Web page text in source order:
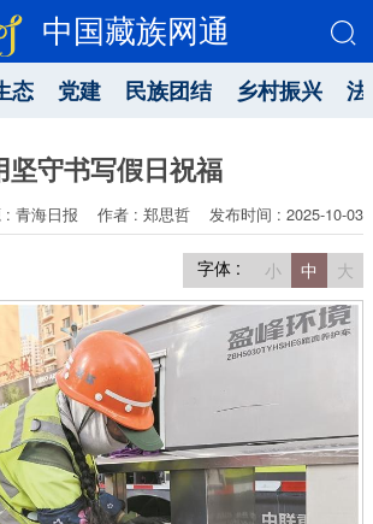
中国藏族网通
态 党建 民族团结 乡村振兴
坚守书写假日祝福
: 青海日报 作者 : 郑思哲 发布时间 : 2025-10-03
字体 : 小 中 大